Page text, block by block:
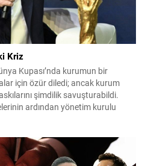
Kriz
Kupası’nda kurumun bir
için özür diledi; ancak kurum
şimdilik savuşturabildi.
ardından yönetim kurulu
Sızdırılan plan detayları ve
ortaya çıkışı, yoğun